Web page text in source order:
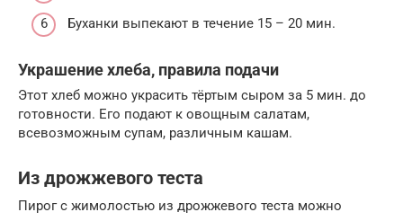
Буханки выпекают в течение 15 – 20 мин.
Украшение хлеба, правила подачи
Этот хлеб можно украсить тёртым сыром за 5 мин. до
готовности. Его подают к овощным салатам,
всевозможным супам, различным кашам.
Из дрожжевого теста
Пирог с жимолостью из дрожжевого теста можно